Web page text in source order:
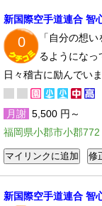
新国際空手道連合 智
0
「自分の想
るようになっ
日々稽古に励んでいま
月謝 5,500 円～
福岡県小郡市小郡772
新国際空手道連合 智